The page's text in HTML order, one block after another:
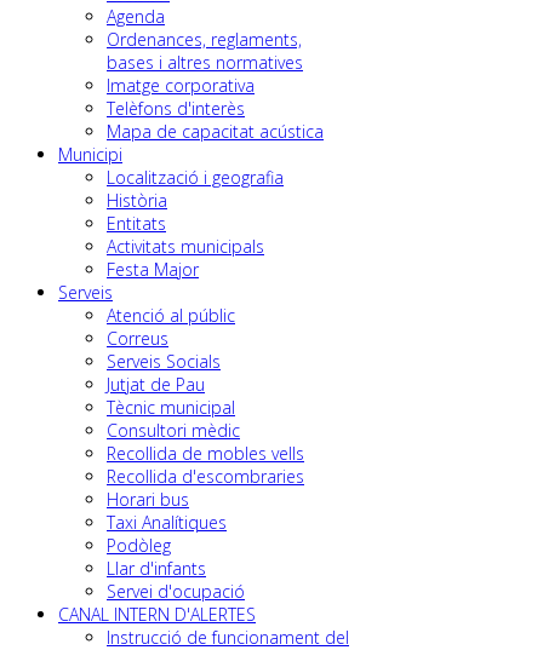
Agenda
Ordenances, reglaments,
bases i altres normatives
Imatge corporativa
Telèfons d'interès
Mapa de capacitat acústica
Municipi
Localització i geografia
Història
Entitats
Activitats municipals
Festa Major
Serveis
Atenció al públic
Correus
Serveis Socials
Jutjat de Pau
Tècnic municipal
Consultori mèdic
Recollida de mobles vells
Recollida d'escombraries
Horari bus
Taxi Analítiques
Podòleg
Llar d'infants
Servei d'ocupació
CANAL INTERN D'ALERTES
Instrucció de funcionament del